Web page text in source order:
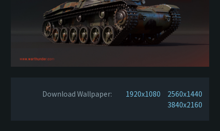
Download Wallpaper: 1920x1080
2560x1440
3840x2160